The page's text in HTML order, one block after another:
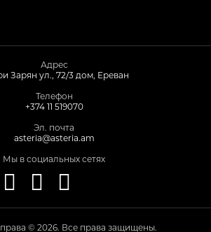
Адрес
Зарян ул., 72/3 дом, Ереван
Телефон
+374 11 519070
Эл. почта
asteria@asteria.am
Мы в социальных сетях
© 2026. Все права защищены.